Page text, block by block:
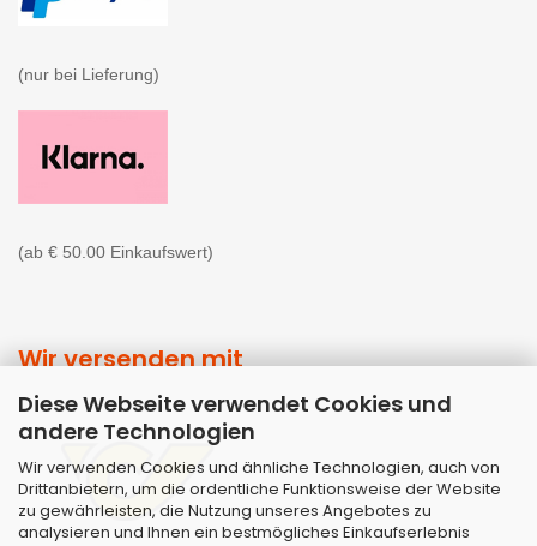
Diese Webseite verwendet Cookies und
andere Technologien
Wir verwenden Cookies und ähnliche Technologien, auch von
Drittanbietern, um die ordentliche Funktionsweise der Website
zu gewährleisten, die Nutzung unseres Angebotes zu
analysieren und Ihnen ein bestmögliches Einkaufserlebnis
(nur bei Lieferung)
(ab € 50.00 Einkaufswert)
Wir versenden mit